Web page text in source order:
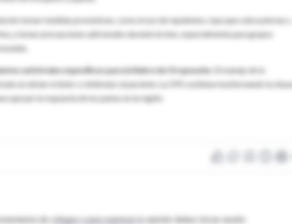
tomar medidas preventivas, como el uso de repelentes, ropa que cubra piernas y
y tomar precauciones adicionales durante brotes, especialmente para grupos
antivirales específicos para la fiebre de Oropouche.
El manejo de la
en aliviar el dolor y rehidratar al paciente. La OPS continúa monitoreando la
apoyar la respuesta de los países en la región.
de colegas o para expresar tu opinión debes iniciar sesión